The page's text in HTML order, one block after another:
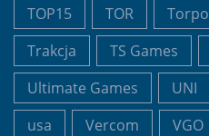
TOP15
TOR
Trakcja
TS Games
Ultimate Games
UNI
usa
Vercom VGO